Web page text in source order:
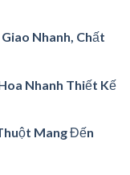
Nhanh, Chất
Nhanh Thiết Kế
Mang Đến